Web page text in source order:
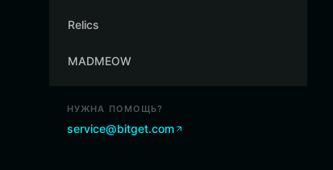
Relics
MADMEOW
НУЖНА ПОМОЩЬ?
service@bitget.com